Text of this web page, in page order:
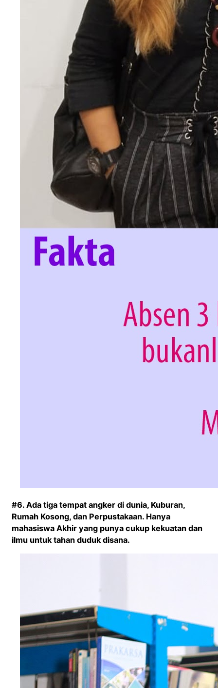
#6. Ada tiga tempat angker di dunia, Kuburan,
Rumah Kosong, dan Perpustakaan. Hanya
mahasiswa Akhir yang punya cukup kekuatan dan
ilmu untuk tahan duduk disana.